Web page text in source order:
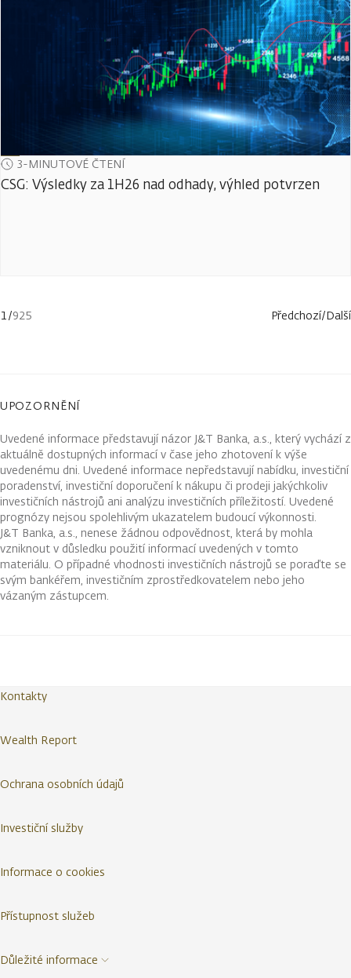
3-MINUTOVÉ ČTENÍ
CSG: Výsledky za 1H26 nad odhady, výhled potvrzen
1/925 Předchozí/Další
UPOZORNĚNÍ
Uvedené informace představují názor J&T Banka, a.s., který vychází z
aktuálně dostupných informací v čase jeho zhotovení k výše
uvedenému dni. Uvedené informace nepředstavují nabídku, investiční
poradenství, investiční doporučení k nákupu či prodeji jakýchkoliv
investičních nástrojů ani analýzu investičních příležitostí. Uvedené
prognózy nejsou spolehlivým ukazatelem budoucí výkonnosti.
J&T Banka, a.s., nenese žádnou odpovědnost, která by mohla
vzniknout v důsledku použití informací uvedených v tomto
materiálu. O případné vhodnosti investičních nástrojů se poraďte se
svým bankéřem, investičním zprostředkovatelem nebo jeho
vázaným zástupcem.
Kontakty
Wealth Report
Ochrana osobních údajů
Investiční služby
Informace o cookies
Přístupnost služeb
Důležité informace